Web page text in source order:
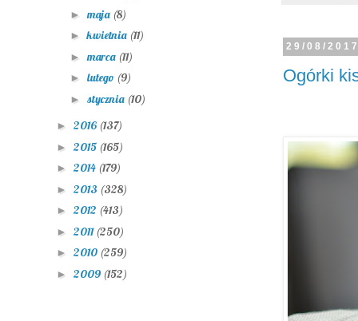
29/08/
Ogórki
► maja (8)
►kwietnia (11)
► marca (11)
► lutego (9)
► stycznia (10)
► 2016 (137)
► 2015 (165)
► 2014 (179)
► 2013 (328)
► 2012 (413)
► 2011 (250)
► 2010 (259)
► 2009 (152)